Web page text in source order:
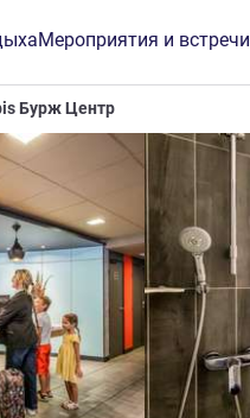
Мероприятия и встречи
Бурж Центр